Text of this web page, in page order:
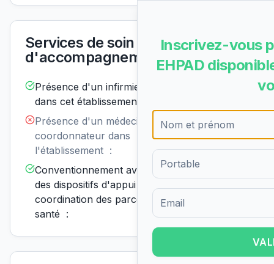
Services de soin et
d'accompagnement
Présence d'un infirmier de nuit
dans cet établissement :
Présence d'un médecin
coordonnateur dans
l'établissement :
Non
disponible
Conventionnement avec un ou
des dispositifs d'appui à la
coordination des parcours de
santé :
Inscrivez-vous
EHPAD
Formulaire d'inscription pour